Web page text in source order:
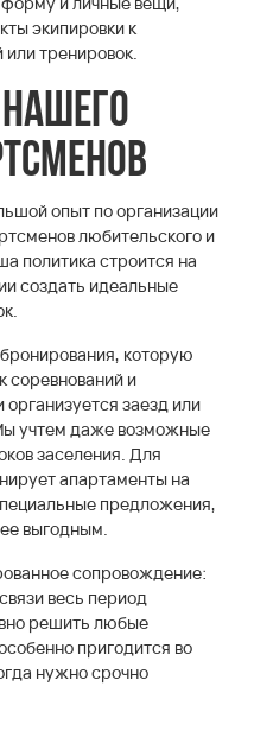
экипировки к
тренировок.
опыт по организации
любительского и
политика строится на
создать идеальные
которую
соревнований и
заезд или
учтем даже возможные
заселения. Для
апартаменты на
предложения,
выгодным.
сопровождение:
весь период
решить любые
пригодится во
нужно срочно